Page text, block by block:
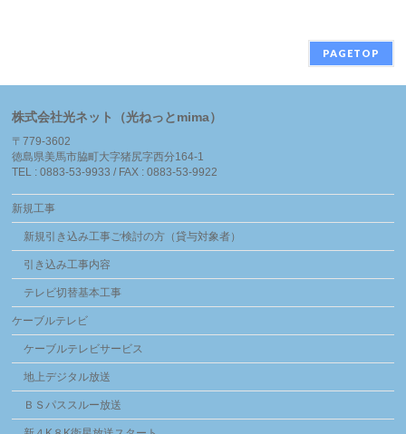
PAGETOP
株式会社光ネット（光ねっとmima）
〒779-3602
徳島県美馬市脇町大字猪尻字西分164-1
TEL : 0883-53-9933 / FAX : 0883-53-9922
新規工事
新規引き込み工事ご検討の方（貸与対象者）
引き込み工事内容
テレビ切替基本工事
ケーブルテレビ
ケーブルテレビサービス
地上デジタル放送
ＢＳパススルー放送